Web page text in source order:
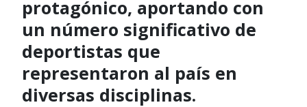
protagónico, aportando con
un número significativo de
deportistas que
representaron al país en
diversas disciplinas.